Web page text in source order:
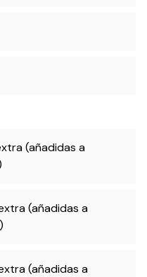
(añadidas a
(añadidas a
(añadidas a